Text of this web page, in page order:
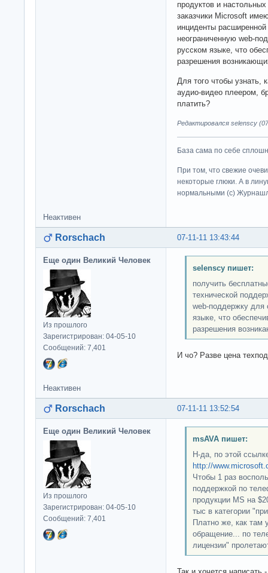
продуктов и
заказчики Microsoft
инциденты
неограниченную web-
русском языке, что
разрешения
Для того чтобы узнать,
аудио-видео плеером,
платить?
Редактировался selenscy
База сама по себе
При том, что свежие
некоторые глюки. А в
нормальными (c)
Неактивен
07-11-11 13:43:44
Rorschach
Еще один Великий Человек
Из прошлого
Зарегистрирован: 04-05-10
Сообщений: 7,401
selenscy пишет:
получить
технической
web-поддержку для
языке, что
разрешения
И чо? Разве цена
Неактивен
07-11-11 13:52:54
Rorschach
Еще один Великий Человек
Из прошлого
Зарегистрирован: 04-05-10
Сообщений: 7,401
msAVA пишет:
Н-да, по этой
http://
Чтобы 1 раз
поддержкой по
продукции MS на
тыс в категории
Платно же, как там
обращение... по
лицензии"